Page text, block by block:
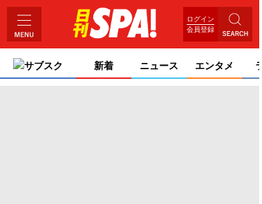
ログイン
会員登録
サブスク 新着 ニュース エンタメ